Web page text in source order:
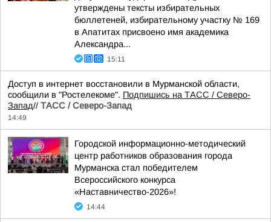
утверждены тексты избирательных
бюллетеней, избирательному участку № 169
в Апатитах присвоено имя академика
Александра...
15:11
Доступ в интернет восстановили в Мурманской области,
сообщили в "Ростелекоме". Подпишись на ТАСС / Северо-
Запад// ТАСС / Северо-Запад
14:49
Городской информационно-методический
центр работников образования города
Мурманска стал победителем
Всероссийского конкурса
«Наставничество-2026»!
14:44